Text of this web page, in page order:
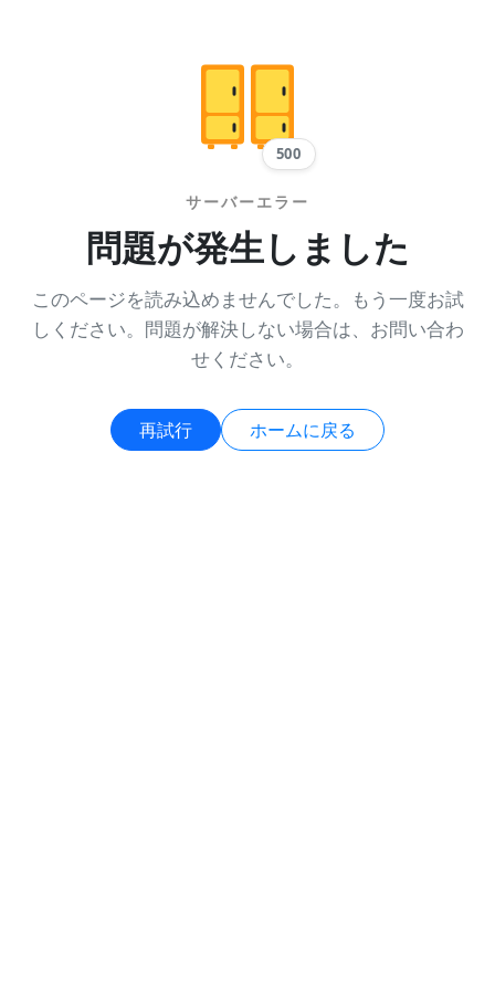
500
サーバーエラー
問題が発生しました
このページを読み込めませんでした。もう一度お試
しください。問題が解決しない場合は、お問い合わ
せください。
再試行 ホームに戻る